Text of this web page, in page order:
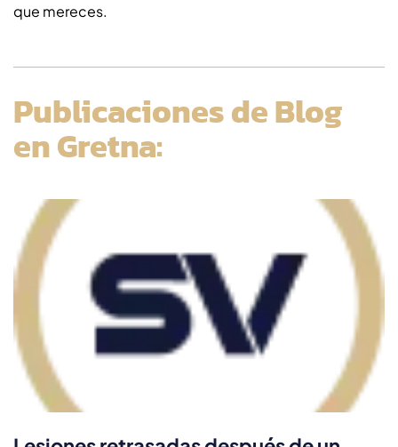
que mereces.
Publicaciones de Blog
en Gretna: